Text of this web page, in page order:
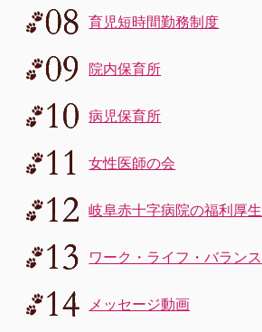
育児短時間勤務制度
院内保育所
病児保育所
女性医師の会
岐阜赤十字病院の福利厚生
ワーク・ライフ・バランス
メッセージ動画